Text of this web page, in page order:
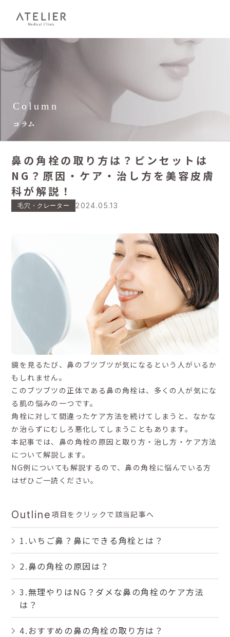
Column
コラム
鼻の角栓の取り方は？ピンセットは
NG？原因・ケア・治し方を美容皮膚
科が解説！
毛穴・クレーター 2024.05.13
鏡を見るたび、鼻のブツブツが気になるという人がいるか
もしれません。
このブツブツの正体である鼻の角栓は、多くの人が気にな
る肌の悩みの一つです。
角栓に対して間違ったケア方法を続けてしまうと、なかな
か治らずにむしろ悪化してしまうこともあります。
本記事では、鼻の角栓の原因と取り方・治し方・ケア方法
について解説します。
NG例についても解説するので、鼻の角栓に悩んでいる方
はぜひご一読ください。
Outline 項目をクリックで該当記事へ
いちご鼻？鼻にできる角栓とは？
鼻の角栓の原因は？
無理やりはNG？ダメな鼻の角栓のケア方法
は？
おすすめの鼻の角栓の取り方は？